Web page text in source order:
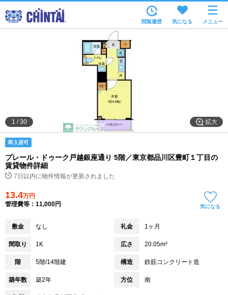
沿線・駅から
住所から
家賃相場から
通勤通学時間から
不動産会社から
閲覧履歴 気になる メニュー
拡大
1 /30
即入居可
プレール・ドゥーク戸越銀座通り 5階／東京都品川区豊町１丁目の
賃貸物件詳細
7日以内に物件情報が更新されました
13.4万円
管理費等：11,000円
気になる
敷金 なし 礼金 1ヶ月
間取り 1K 広さ 20.05m²
階 5階/14階建 構造 鉄筋コンクリート造
築年数 築2年 方位 南